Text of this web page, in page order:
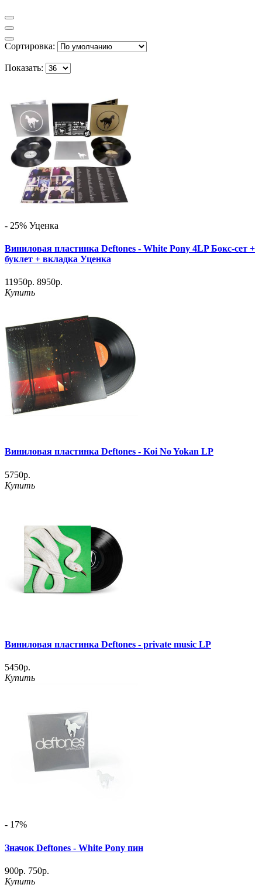
Сортировка:
Показать:
- 25% Уценка
Виниловая пластинка Deftones ‎- White Pony 4LP Бокс-сет +
буклет + вкладка Уценка
11950р. 8950р.
Купить
Виниловая пластинка Deftones ‎- Koi No Yokan LP
5750р.
Купить
Виниловая пластинка Deftones - private music LP
5450р.
Купить
- 17%
Значок Deftones - White Pony пин
900р. 750р.
Купить